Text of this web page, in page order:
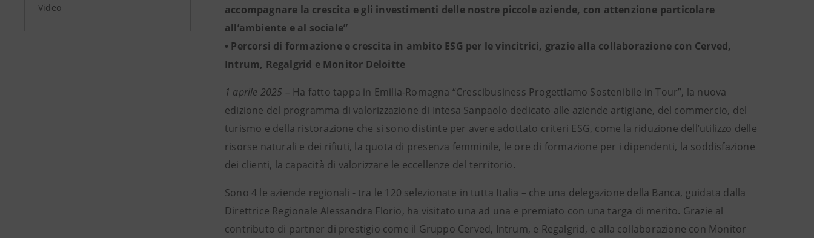
Video
accompagnare la crescita e gli investimenti delle nostre piccole aziende, con attenzione particolare
all’ambiente e al sociale”
• Percorsi di formazione e crescita in ambito ESG per le vincitrici, grazie alla collaborazione con Cerved,
Intrum, Regalgrid e Monitor Deloitte
1 aprile 2025 – Ha fatto tappa in Emilia-Romagna “Crescibusiness Progettiamo Sostenibile in Tour”, la nuova
edizione del programma di valorizzazione di Intesa Sanpaolo dedicato alle aziende artigiane, del commercio, del
turismo e della ristorazione che si sono distinte per avere adottato criteri ESG, come la riduzione dell’utilizzo delle
risorse naturali e dei rifiuti, la quota di presenza femminile, le ore di formazione per i dipendenti, la soddisfazione
dei clienti, la capacità di valorizzare le eccellenze del territorio.
Sono 4 le aziende regionali - tra le 120 selezionate in tutta Italia – che una delegazione della Banca, guidata dalla
Direttrice Regionale Alessandra Florio, ha visitato una ad una e premiato con una targa di merito. Grazie al
contributo di partner di prestigio come il Gruppo Cerved, Intrum, e Regalgrid, e alla collaborazione con Monitor